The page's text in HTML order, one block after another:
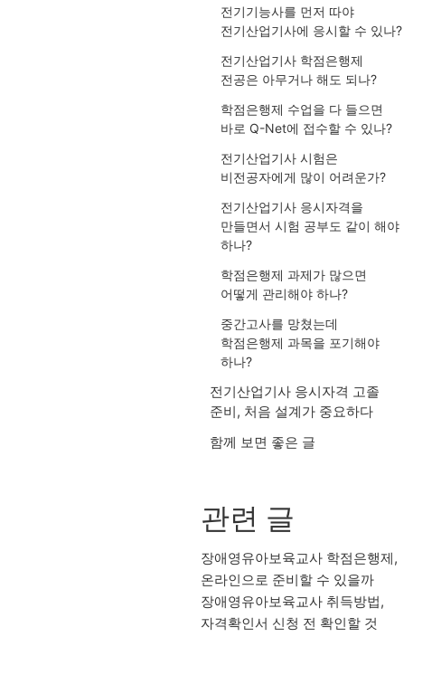
전기기능사를 먼저 따야
전기산업기사에 응시할 수 있나?
전기산업기사 학점은행제
전공은 아무거나 해도 되나?
학점은행제 수업을 다 들으면
바로 Q-Net에 접수할 수 있나?
전기산업기사 시험은
비전공자에게 많이 어려운가?
전기산업기사 응시자격을
만들면서 시험 공부도 같이 해야
하나?
학점은행제 과제가 많으면
어떻게 관리해야 하나?
중간고사를 망쳤는데
학점은행제 과목을 포기해야
하나?
전기산업기사 응시자격 고졸
준비, 처음 설계가 중요하다
함께 보면 좋은 글
관련 글
장애영유아보육교사 학점은행제,
온라인으로 준비할 수 있을까
장애영유아보육교사 취득방법,
자격확인서 신청 전 확인할 것